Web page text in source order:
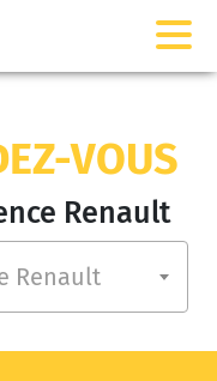
VOUS
Renault
Renault